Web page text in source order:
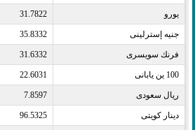
يورو​ 31.7822
جنيه إسترلينى​ 35.8332
فرنك سويسرى​ 31.6332
100 ين يابانى​ 22.6031
ريال سعودى​ 7.8597
دينار كويتى​ 96.5325